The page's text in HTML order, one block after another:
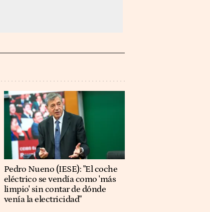
Pedro Nueno (IESE): "El coche
eléctrico se vendía como 'más
limpio' sin contar de dónde
venía la electricidad"